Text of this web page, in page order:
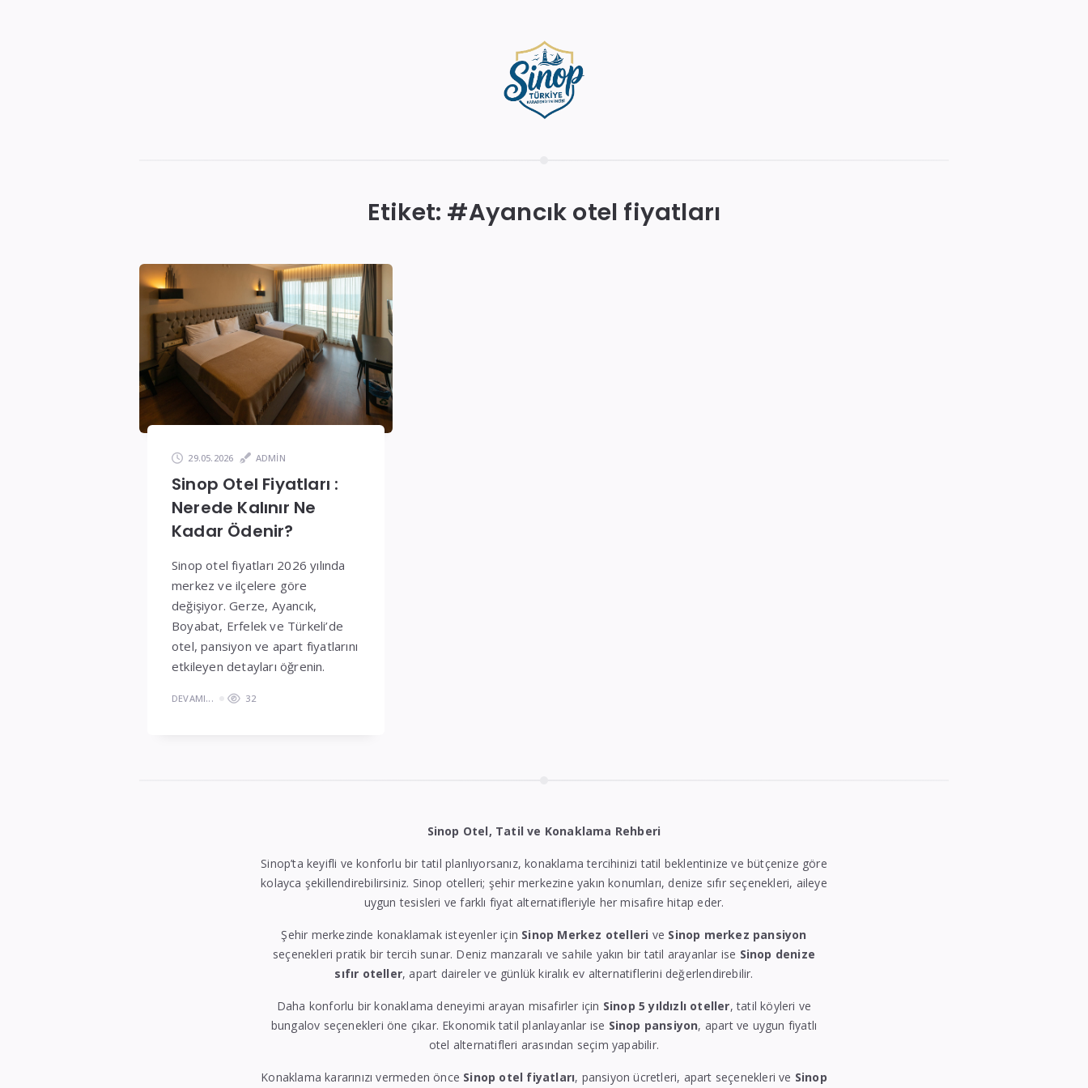
İyi
Konaklama
Seçenekleri
ve
Fiyatlar
Etiket: #Ayancık otel fiyatları
29.05.2026 ADMIN
Sinop Otel Fiyatları :
Nerede Kalınır Ne
Kadar Ödenir?
Sinop otel fiyatları 2026 yılında
merkez ve ilçelere göre
değişiyor. Gerze, Ayancık,
Boyabat, Erfelek ve Türkeli’de
otel, pansiyon ve apart fiyatlarını
etkileyen detayları öğrenin.
DEVAMI... 32
Sinop Otel, Tatil ve Konaklama Rehberi
Sinop’ta keyifli ve konforlu bir tatil planlıyorsanız, konaklama tercihinizi tatil beklentinize ve bütçenize göre
kolayca şekillendirebilirsiniz. Sinop otelleri; şehir merkezine yakın konumları, denize sıfır seçenekleri, aileye
uygun tesisleri ve farklı fiyat alternatifleriyle her misafire hitap eder.
Şehir merkezinde konaklamak isteyenler için Sinop Merkez otelleri ve Sinop merkez pansiyon
seçenekleri pratik bir tercih sunar. Deniz manzaralı ve sahile yakın bir tatil arayanlar ise Sinop denize
sıfır oteller, apart daireler ve günlük kiralık ev alternatiflerini değerlendirebilir.
Daha konforlu bir konaklama deneyimi arayan misafirler için Sinop 5 yıldızlı oteller, tatil köyleri ve
bungalov seçenekleri öne çıkar. Ekonomik tatil planlayanlar ise Sinop pansiyon, apart ve uygun fiyatlı
otel alternatifleri arasından seçim yapabilir.
Konaklama kararınızı vermeden önce Sinop otel fiyatları, pansiyon ücretleri, apart seçenekleri ve Sinop